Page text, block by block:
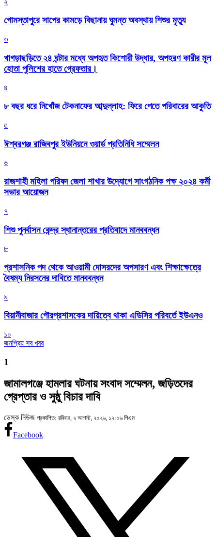
গোমস্তাপুরে সাপের কামড়ে বিছানায় ঘুমন্ত অবস্থায় শিশুর মৃত্যু
৩
খাগড়াছড়িতে ২৪ ঘন্টার মধ্যে অপহৃত কিশোরী উদ্ধার, অপহরণ কারীর মূল
হোতা পুলিশের হাতে গ্রেফতার।
৪
৮ বছর ধরে নিখোঁজ টেকনাফের আব্দুল্লাহ: ফিরে পেতে পরিবারের আকুতি
৫
ঈশ্বরগঞ্জ রাজিবপুর ইউনিয়নে ওয়ার্ড প্রতিনিধি সম্মেলন
৬
রাজশাহী মহিলা পরিষদ জেলা শাখার উদ্যোগে সাংগঠনিক পক্ষ ২০২৪ কর্মী
সভার আয়োজন
৭
শিশু পুনর্বাসন কেন্দ্র স্থানান্তরের প্রতিবাদে মানববন্ধন
৮
প্রশাসনিক পদ থেকে আওয়ামী দোসরদের অপসারণ এবং শিক্ষাক্ষেত্রে
বৈষম্য নিরসনের দাবিতে মানববন্ধন
৯
বিয়ানীবাজার পৌরপ্রশাসকের দায়িত্বে থাকা এডিসির পরিবর্তে ইউএনও
১০
জনপ্রিয় সব খবর
1
জামালগঞ্জে হামলার ঘটনায় সংবাদ সম্মেলন, জড়িতদের
গ্রেপ্তার ও সুষ্ঠু বিচার দাবি
ডেস্ক নিউজ প্রকাশিত: রবিবার, ২ আগস্ট, ২০২৬, ১২:০৬ পিএম
Facebook